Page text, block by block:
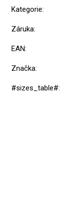
Kategorie:
Záruka:
EAN:
Značka:
#sizes_table#: